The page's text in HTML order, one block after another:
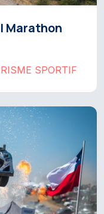
Marathon
SPORTIF